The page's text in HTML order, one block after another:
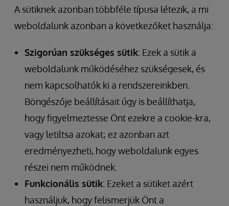
A sütiknek azonban többféle típusa létezik, a mi
weboldalunk azonban a következőket használja:
Szigorúan szükséges sütik: Ezek a sütik a
weboldalunk működéséhez szükségesek, és
nem kapcsolhatók ki a rendszereinkben.
Böngészője beállításait úgy is beállíthatja,
hogy figyelmeztesse Önt ezekre a cookie-kra,
vagy letiltsa azokat; ez azonban azt
eredményezheti, hogy weboldalunk egyes
részei nem működnek.
Funkcionális sütik: Ezeket a sütiket azért
használjuk, hogy felismerjük Önt a